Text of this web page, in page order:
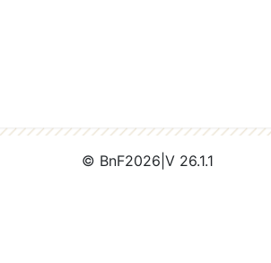
© BnF2026 V 26.1.1